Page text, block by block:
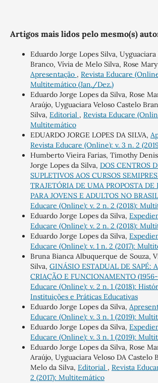
Artigos mais lidos pelo mesmo(s)
Eduardo Jorge Lopes Silva,
Branco, Vívia de Melo Silva, Rose
Apresentação , Revista Educare
Multitemático (Jan./Dez.)
Eduardo Jorge Lopes da Silva, Rose
Araújo, Uyguaciara Veloso Castelo
Silva, Editorial , Revista Educare
Multitemático
EDUARDO JORGE LOPES DA SILVA,
Revista Educare (Online): v. 3 n. 2
Humberto Vieira Farias, Timothy
Jorge Lopes da Silva, DOS CENTROS
SUPLETIVOS AOS CURSOS
TRAJETÓRIA DE UMA PROPOSTA DE
PARA JOVENS E ADULTOS NO BRASIL
Educare (Online): v. 2 n. 2 (2018):
Eduardo Jorge Lopes da Silva,
Educare (Online): v. 2 n. 2 (2018):
Eduardo Jorge Lopes da Silva,
Educare (Online): v. 1 n. 2 (2017):
Bruna Bianca Albuquerque de Souza,
Silva, GINÁSIO ESTADUAL DE SAPÉ:
CRIAÇÃO E FUNCIONAMENTO
Educare (Online): v. 2 n. 1 (2018):
Instituições e Práticas Educativas
Eduardo Jorge Lopes da Silva,
Educare (Online): v. 3 n. 1 (2019):
Eduardo Jorge Lopes da Silva,
Educare (Online): v. 3 n. 1 (2019):
Eduardo Jorge Lopes da Silva, Rose
Araújo, Uyguaciara Veloso DA Castelo
Melo da Silva, Editorial , Revista
2 (2017): Multitemático